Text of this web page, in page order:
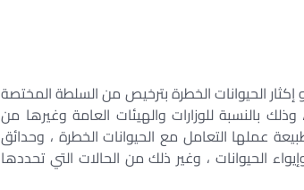
الحيوانات الخطرة بترخيص من السلطة المختصة
بالنسبة للوزارات والهيئات العامة وغيرها من
عملها التعامل مع الحيوانات الخطرة ، وحدائق
الحيوانات ، وغير ذلك من الحالات التي تحددها